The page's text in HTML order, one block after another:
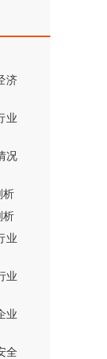
济
业
况
析
析
业
业
业
全